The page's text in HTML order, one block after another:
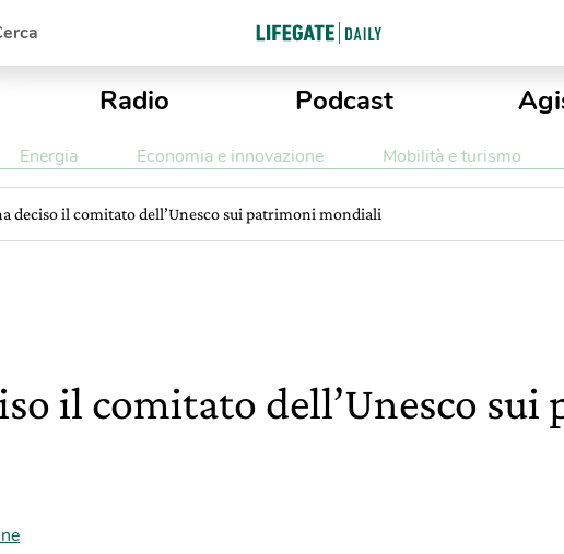
Radio Podcast
Energia Economia e innovazione Mobilità e turismo
deciso il comitato dell’Unesco sui patrimoni mondiali
il comitato dell’Unesco